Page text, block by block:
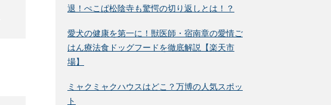
退！ぺこぱ松陰寺も驚愕の切り返しとは！？
愛犬の健康を第一に！獣医師・宿南章の愛情ご
はん療法食ドッグフードを徹底解説【楽天市
場】
ミャクミャクハウスはどこ？万博の人気スポッ
ト